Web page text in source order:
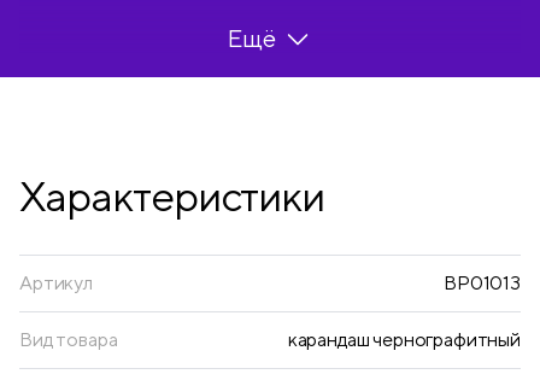
твердость HB, трехгранная форма, штрих-
код на корпусе. Упаковка в прозрачную ПВХ-
Ещё
Характеристики
Артикул BP01013
Вид товара карандаш чернографитный